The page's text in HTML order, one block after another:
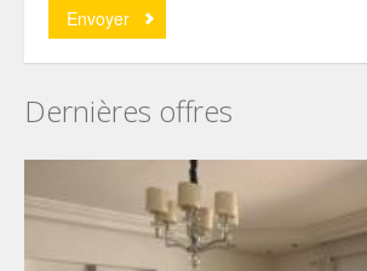
Dernières offres